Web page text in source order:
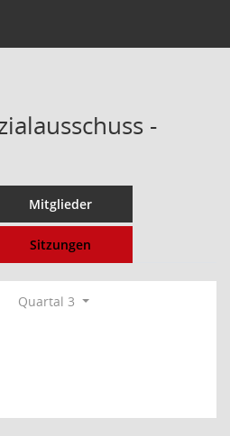
-
Mitglieder
Sitzungen
Quartal 3